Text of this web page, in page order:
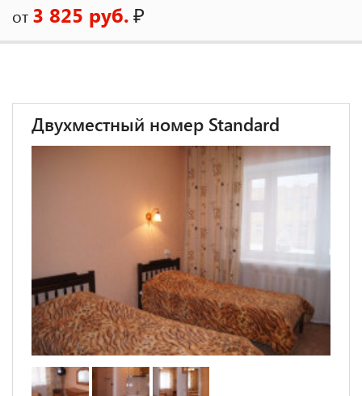
от 3 825 руб.₽
Двухместный номер Standard